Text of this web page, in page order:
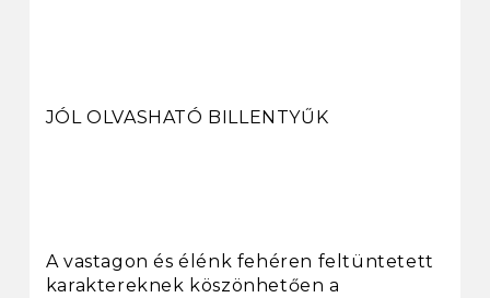
JÓL OLVASHATÓ BILLENTYŰK
A vastagon és élénk fehéren feltüntetett
karaktereknek köszönhetően a